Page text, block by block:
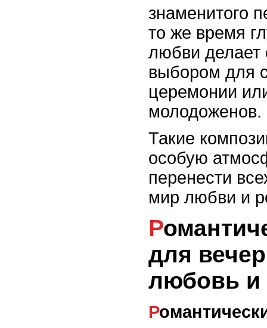
знаменитого
то же время
любви делает
выбором для
церемонии
молодоженов.
Такие
особую
перенести
мир любви и
Романтические мелодии
для
любовь и